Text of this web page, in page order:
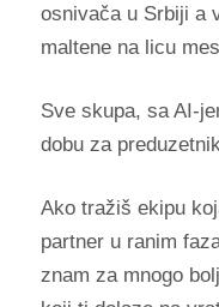
osnivača u Srbiji a
maltene na licu
Sve skupa, sa AI-
dobu za
Ako tražiš ekipu
partner u ranim
znam za mnogo